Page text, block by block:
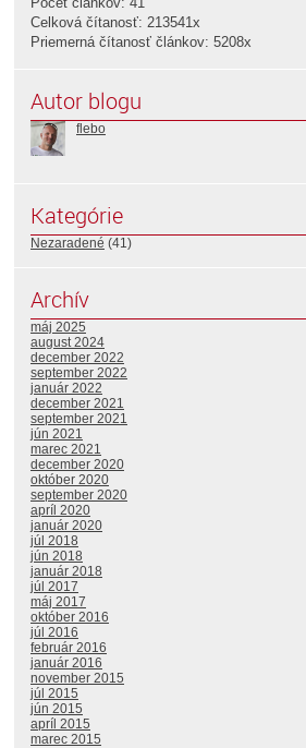
Celková čítanosť: 213541x
Priemerná čítanosť článkov: 5208x
Autor blogu
flebo
Kategórie
Nezaradené (41)
Archív
máj 2025
august 2024
december 2022
september 2022
január 2022
december 2021
september 2021
jún 2021
marec 2021
december 2020
október 2020
september 2020
apríl 2020
január 2020
júl 2018
jún 2018
január 2018
júl 2017
máj 2017
október 2016
júl 2016
február 2016
január 2016
november 2015
júl 2015
jún 2015
apríl 2015
marec 2015